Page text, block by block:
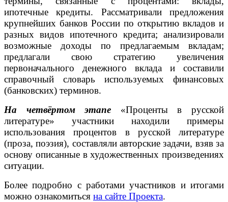
ипотечные кредиты. Рассматривали предложения
крупнейших банков России по открытию вкладов и
разных видов ипотечного кредита; анализировали
возможные доходы по предлагаемым вкладам;
предлагали свою стратегию увеличения
первоначального денежного вклада и составили
справочный словарь используемых финансовых
(банковских) терминов.
На четвёртом этапе «Проценты в русской
литературе» участники находили примеры
использования процентов в русской литературе
(проза, поэзия), составляли авторские задачи, взяв за
основу описанные в художественных произведениях
ситуации.
Более подробно с работами участников и итогами
можно ознакомиться на сайте Проекта.